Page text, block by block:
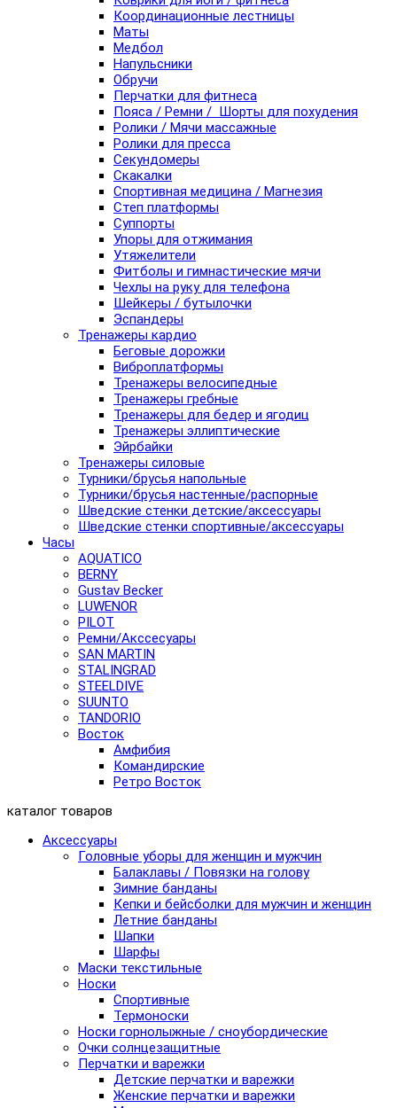
Координационные лестницы
Маты
Медбол
Напульсники
Обручи
Перчатки для фитнеса
Пояса / Ремни / Шорты для похудения
Ролики / Мячи массажные
Ролики для пресса
Секундомеры
Скакалки
Спортивная медицина / Магнезия
Степ платформы
Суппорты
Упоры для отжимания
Утяжелители
Фитболы и гимнастические мячи
Чехлы на руку для телефона
Шейкеры / бутылочки
Эспандеры
Тренажеры кардио
Беговые дорожки
Виброплатформы
Тренажеры велосипедные
Тренажеры гребные
Тренажеры для бедер и ягодиц
Тренажеры эллиптические
Эйрбайки
Тренажеры силовые
Турники/брусья напольные
Турники/брусья настенные/распорные
Шведские стенки детские/аксессуары
Шведские стенки спортивные/аксессуары
Часы
AQUATICO
BERNY
Gustav Becker
LUWENOR
PILOT
Pемни/Акссесуары
SAN MARTIN
STALINGRAD
STEELDIVE
SUUNTO
TANDORIO
Восток
Амфибия
Командирские
Ретро Восток
каталог товаров
Аксессуары
Головные уборы для женщин и мужчин
Балаклавы / Повязки на голову
Зимние банданы
Кепки и бейсболки для мужчин и женщин
Летние банданы
Шапки
Шарфы
Маски текстильные
Носки
Спортивные
Термоноски
Носки горнолыжные / сноубордические
Очки солнцезащитные
Перчатки и варежки
Детские перчатки и варежки
Женские перчатки и варежки